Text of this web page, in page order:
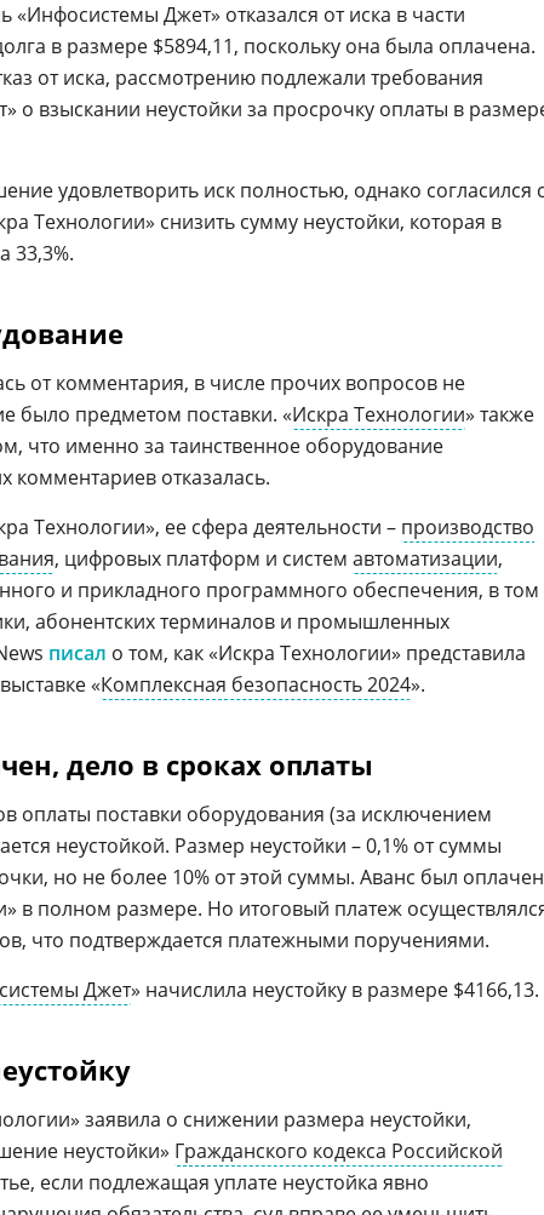
«Инфосистемы Джет» отказался от иска в части
в размере $5894,11, поскольку она была оплачена.
от иска, рассмотрению подлежали требования
о взыскании неустойки за просрочку оплаты в
удовлетворить иск полностью, однако согласился
Технологии» снизить сумму неустойки, которая в
33,3%.
от комментария, в числе прочих вопросов не
было предметом поставки. «Искра Технологии» также
что именно за таинственное оборудование
комментариев отказалась.
Технологии», ее сфера деятельности – производство
, цифровых платформ и систем автоматизации,
и прикладного программного обеспечения, в том
абонентских терминалов и промышленных
писал о том, как «Искра Технологии» представила
«Комплексная безопасность 2024».
дело в сроках оплаты
оплаты поставки оборудования (за исключением
неустойкой. Размер неустойки – 0,1% от суммы
но не более 10% от этой суммы. Аванс был оплачен
в полном размере. Но итоговый платеж
что подтверждается платежными поручениями.
Джет» начислила неустойку в размере $4166,13.
заявила о снижении размера неустойки,
неустойки» Гражданского кодекса Российской
если подлежащая уплате неустойка явно